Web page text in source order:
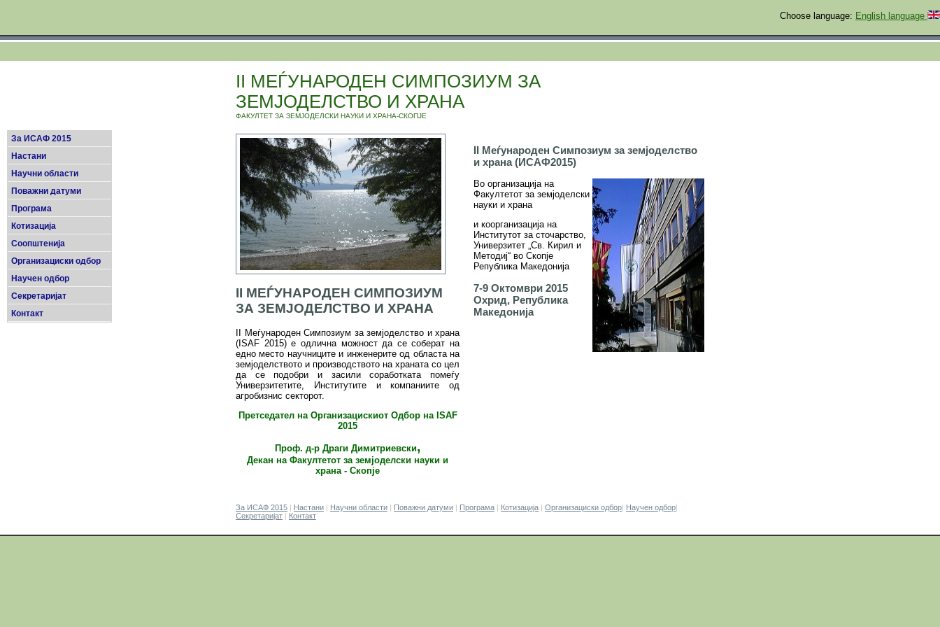
Choose language: English language
II МЕЃУНАРОДЕН СИМПОЗИУМ ЗА
ЗЕМЈОДЕЛСТВО И ХРАНА
ФАКУЛТЕТ ЗА ЗЕМЈОДЕЛСКИ НАУКИ И ХРАНА-СКОПЈЕ
За ИСАФ 2015
Настани
Научни области
Поважни датуми
Програма
Котизација
Соопштенија
Организациски одбор
Научен одбор
Секретаријат
Контакт
II МЕЃУНАРОДЕН СИМПОЗИУМ
ЗА ЗЕМЈОДЕЛСТВО И ХРАНА
II Меѓународен Симпозиум за земјоделство и храна
(ISAF 2015) е одлична можност да се соберат на
едно место научниците и инженерите од областа на
земјоделството и производството на храната со цел
да се подобри и засили соработката помеѓу
Универзитетите, Институтите и компаниите од
агробизнис секторот.
Претседател на Организацискиот Одбор наISAF
2015
Проф. д-р Драги Димитриевски,
Декан на Факултетот за земјоделски науки и
храна - Скопје
II Меѓународен Симпозиум за земјоделство
и храна (ИСАФ2015)
Во организација на
Факултетот за земјоделски
науки и храна
и коорганизација на
Институтот за сточарство,
Универзитет „Св. Кирил и
Методиј“ во Скопје
Република Македонија
7-9 Oктомври 2015
Охрид, Република
Македонија
За ИСАФ 2015 | Настани | Научни области | Поважни датуми | Програма | Котизација | Организациски одбор| Научен одбор|
Секретаријат | Контакт